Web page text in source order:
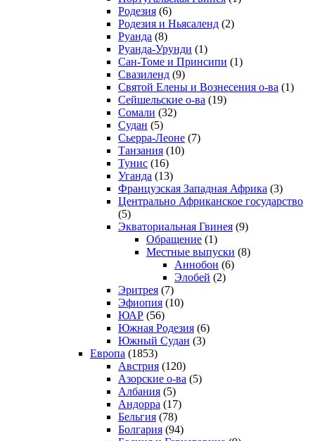
Родезия (6)
Родезия и Ньясаленд (2)
Руанда (8)
Руанда-Урунди (1)
Сан-Томе и Принсипи (1)
Свазиленд (9)
Святой Елены и Вознесения о-ва (1)
Сейшельские о-ва (19)
Сомали (32)
Судан (5)
Сьерра-Леоне (7)
Танзания (10)
Тунис (16)
Уганда (13)
Французская Западная Африка (3)
Центрально Африканское государство
(5)
Экваториальная Гвинея (9)
Обращение (1)
Местные выпуски (8)
Аннобон (6)
Элобей (2)
Эритрея (7)
Эфиопия (10)
ЮАР (56)
Южная Родезия (6)
Южный Судан (3)
Европа (1853)
Австрия (120)
Азорские о-ва (5)
Албания (5)
Андорра (17)
Бельгия (78)
Болгария (94)